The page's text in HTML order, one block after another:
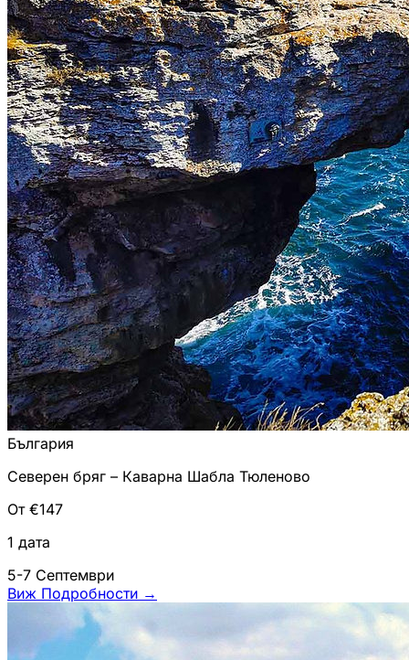
България
Северен бряг – Каварна Шабла Тюленово
От €147
1 дата
5-7 Септември
Виж Подробности →